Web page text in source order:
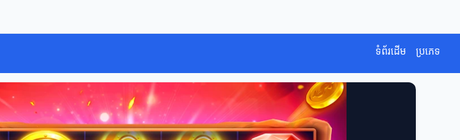
ទំព័រដើម ប្រភេទ